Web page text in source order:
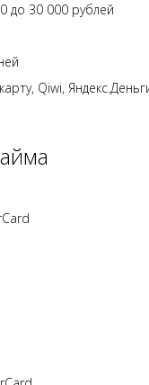
до 30 000 рублей
Qiwi,